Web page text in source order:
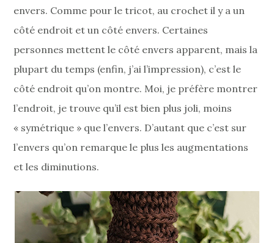
envers. Comme pour le tricot, au crochet il y a un
côté endroit et un côté envers. Certaines
personnes mettent le côté envers apparent, mais la
plupart du temps (enfin, j’ai l’impression), c’est le
côté endroit qu’on montre. Moi, je préfère montrer
l’endroit, je trouve qu’il est bien plus joli, moins
« symétrique » que l’envers. D’autant que c’est sur
l’envers qu’on remarque le plus les augmentations
et les diminutions.